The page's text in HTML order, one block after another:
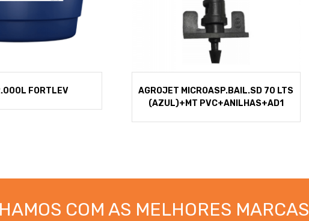
FORTLEV
AGROJET MICROASP.BAIL.SD 70 LTS
(AZUL)+MT PVC+ANILHAS+AD1
COM AS MELHORES MARCAS